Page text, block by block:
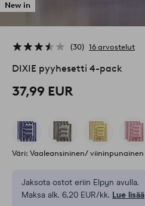
New in
30 16 arvostelut
DIXIE pyyhesetti 4-pack
37,99 EUR
Väri: Vaaleansininen/ viininpunainen
Jaksota ostot eriin Elpyn avulla.
Maksa alk. 6,20 EUR/kk. Lue lisää